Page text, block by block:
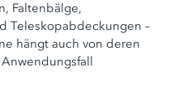
Faltenbälge,
Teleskopabdeckungen –
hängt auch von deren